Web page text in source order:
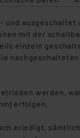
mit der
einzeln
werden,
erfolgen.
erledigt,